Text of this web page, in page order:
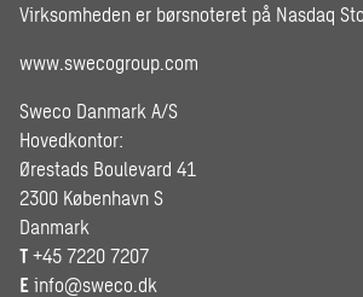
Virksomheden er børsnoteret på Nasdaq
www.swecogroup.com
Sweco Danmark A/S
Hovedkontor:
Ørestads Boulevard 41
2300 København S
Danmark
T +45 7220 7207
E info@sweco.dk